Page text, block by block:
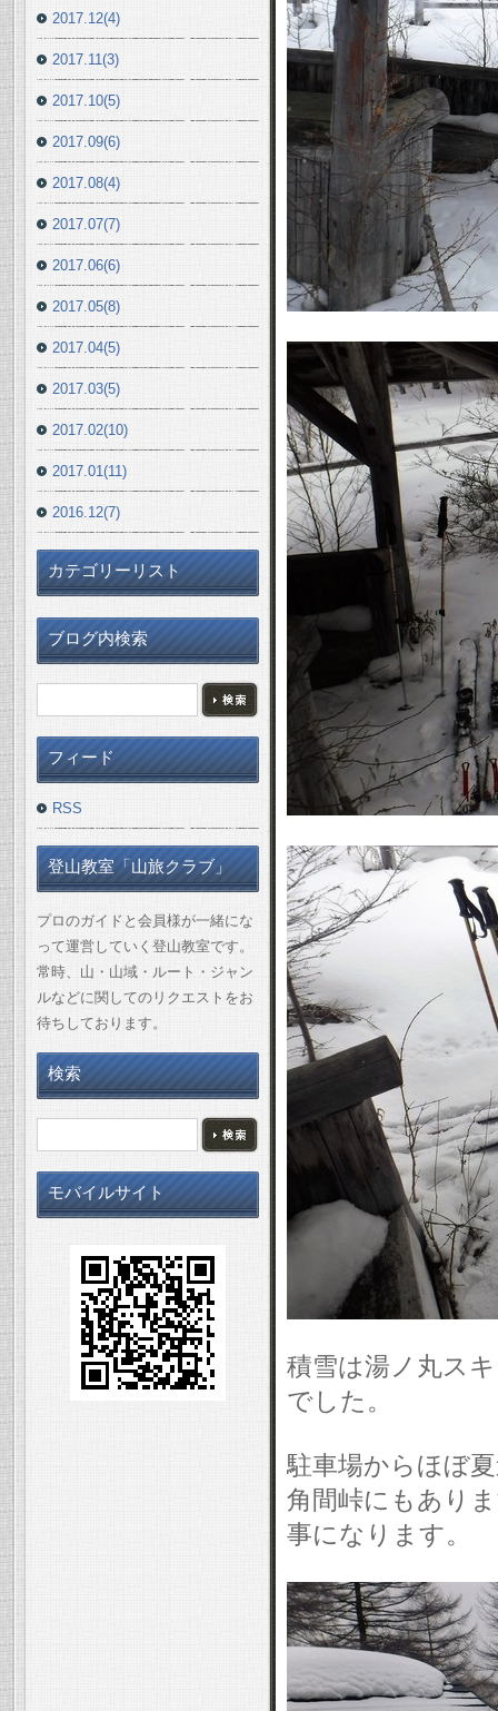
積雪は湯ノ丸ス
でした。
駐車場からほぼ
角間峠にもあり
事になります。
2017.12(4)
2017.11(3)
2017.10(5)
2017.09(6)
2017.08(4)
2017.07(7)
2017.06(6)
2017.05(8)
2017.04(5)
2017.03(5)
2017.02(10)
2017.01(11)
2016.12(7)
カテゴリーリスト
ブログ内検索
フィード
RSS
登山教室「山旅クラブ」
プロのガイドと会員様が一緒にな
って運営していく登山教室です。
常時、山・山域・ルート・ジャン
ルなどに関してのリクエストをお
待ちしております。
検索
モバイルサイト